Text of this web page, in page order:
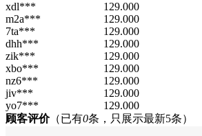
xdl***
129.000
m2a***
129.000
7ta***
129.000
dhh***
129.000
zik***
129.000
xbo***
129.000
nz6***
129.000
jiv***
129.000
yo7***
129.000
顾客评价（已有0条，只展示最新5条）